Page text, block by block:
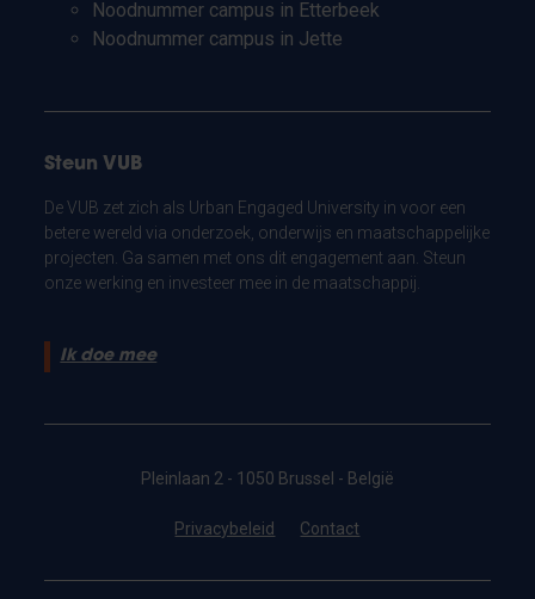
Noodnummer campus in Etterbeek
Noodnummer campus in Jette
Steun VUB
De VUB zet zich als Urban Engaged University in voor een
betere wereld via onderzoek, onderwijs en maatschappelijke
projecten. Ga samen met ons dit engagement aan. Steun
onze werking en investeer mee in de maatschappij.
Ik doe mee
Pleinlaan 2 - 1050 Brussel - België
Privacybeleid Contact